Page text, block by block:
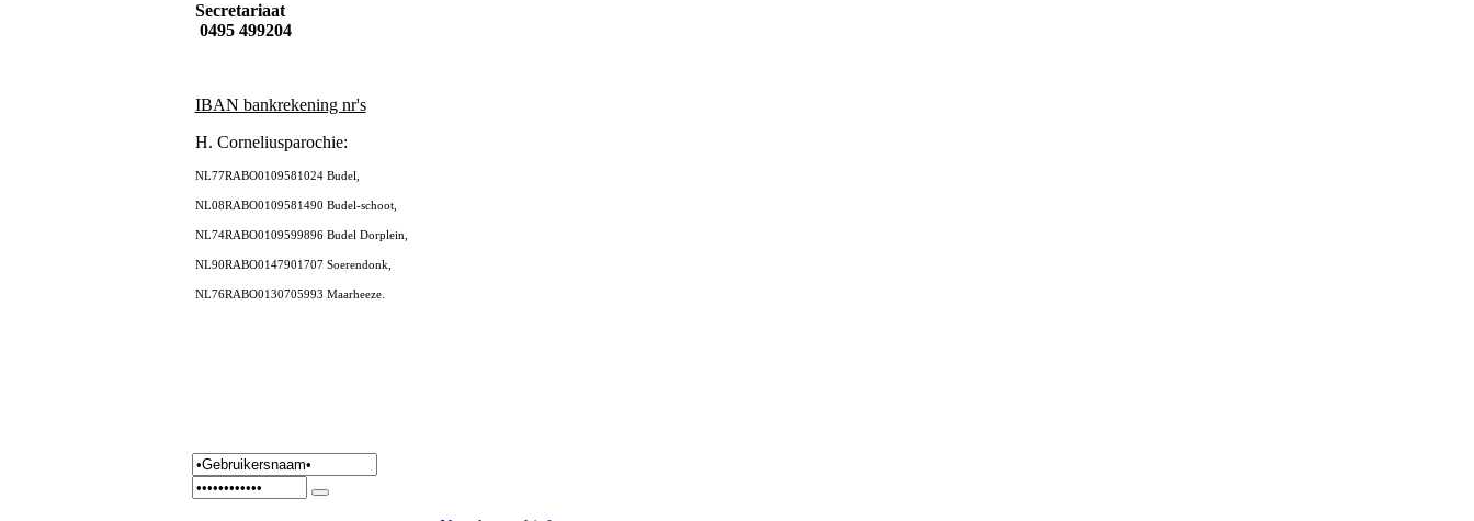
Secretariaat
0495 499204
IBAN bankrekening nr's
H. Corneliusparochie:
NL77RABO0109581024 Budel,
NL08RABO0109581490 Budel-schoot,
NL74RABO0109599896 Budel Dorplein,
NL90RABO0147901707 Soerendonk,
NL76RABO0130705993 Maarheeze.